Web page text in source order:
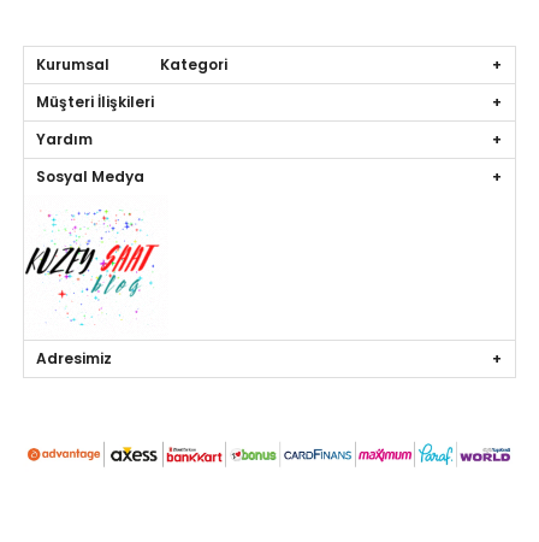
Kurumsal Kategori
Müşteri İlişkileri
Yardım
Sosyal Medya
Adresimiz